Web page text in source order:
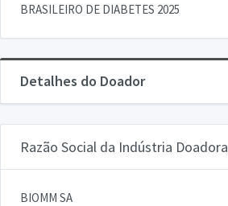
BRASILEIRO DE DIABETES 2025
Detalhes do Doador
Razão Social da Indústria Doadora
BIOMM SA